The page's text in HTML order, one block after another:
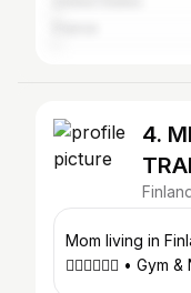
4.
Mom living in
🏃🏼‍♀️🚴🏼‍♀️ • Gym